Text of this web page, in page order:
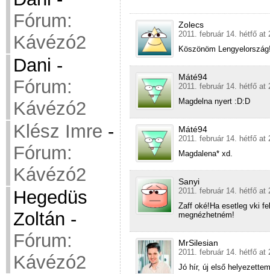
Fórum:
Kávézó2
Dani -
Fórum:
Kávézó2
Klész Imre -
Fórum:
Kávézó2
Hegedüs
Zoltán -
Fórum:
Kávézó2
Zolecs
2011. február 14. hétfő at
Köszönöm
Máté94
2011. február 14. hétfő at
Magdelna nyert :D:D
Máté94
2011. február 14. hétfő at
Magdalena* xd.
Sanyi
2011. február 14. hétfő at
Zaff oké!Ha esetleg vki
megnézhetném!
MrSilesian
2011. február 14. hétfő at
Jó hír, új első